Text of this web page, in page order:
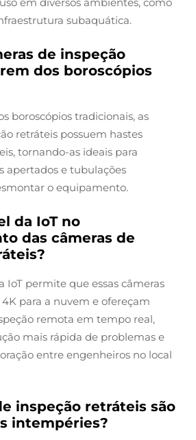
subaquática.
de inspeção
dos boroscópios
boroscópios tradicionais, as
retráteis possuem hastes
tornando-as ideais para
apertados e tubulações
o equipamento.
da IoT no
das câmeras de
IoT permite que essas câmeras
para a nuvem e ofereçam
remota em tempo real,
mais rápida de problemas e
entre engenheiros no local
inspeção retráteis são
intempéries?